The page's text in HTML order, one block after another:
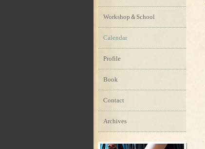
Workshop＆School
Calendar
Profile
Book
Contact
Archives